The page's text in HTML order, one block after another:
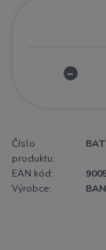
Číslo
produktu:
EAN kód:
Výrobce: